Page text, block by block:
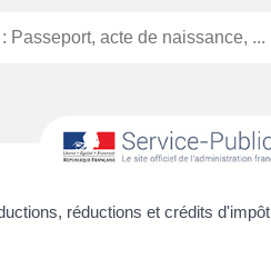
réductions et crédits d'impôt